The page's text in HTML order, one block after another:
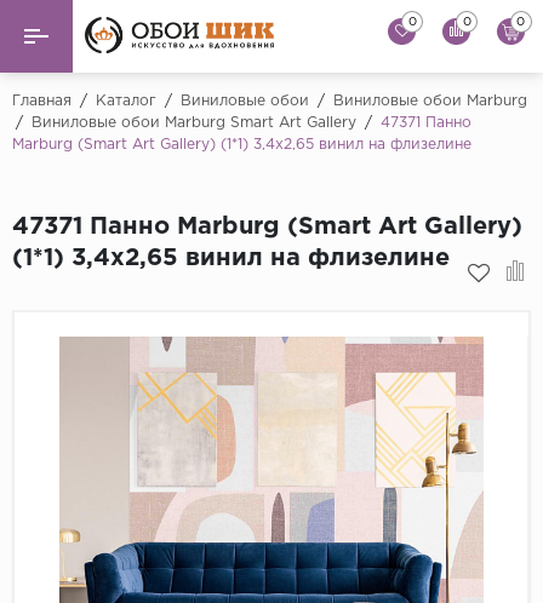
Назад
Виниловые обои
Назад
...
Andrea Rossi
Artsimple
Bernardo
Cristiana Masi
Decori Decori
...
Emiliana Parati
Fipar
Grandeco
Флоковые обои
Обои под покраску
0 0 0
Главная / Каталог / Виниловые обои /
Виниловые обои Marburg
/
Виниловые обои Marburg Smart Art Gallery /
47371 Панно
Marburg (Smart Art Gallery) (1*1) 3,4x2,65 винил на флизелине
47371 Панно Marburg (Smart Art Gallery)
(1*1) 3,4x2,65 винил на флизелине